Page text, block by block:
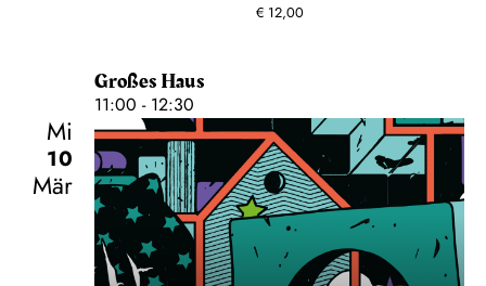
€ 12,00
Großes Haus
11:00 - 12:30
Mi
10
Mär